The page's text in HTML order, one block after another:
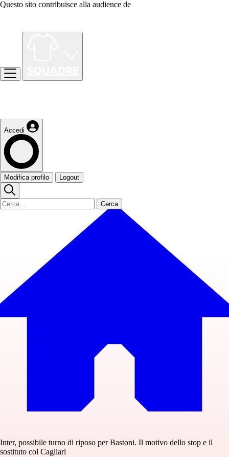
Questo sito contribuisce alla audience de
Accedi
Modifica profilo Logout
Cerca
Inter, possibile turno di riposo per Bastoni. Il motivo dello stop e il
sostituto col Cagliari